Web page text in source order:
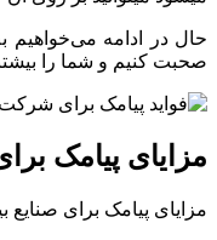
حال در ادامه می‌خواهیم
صحبت کنیم و شما را
مزایای پیامک
مزایای پیامک برای